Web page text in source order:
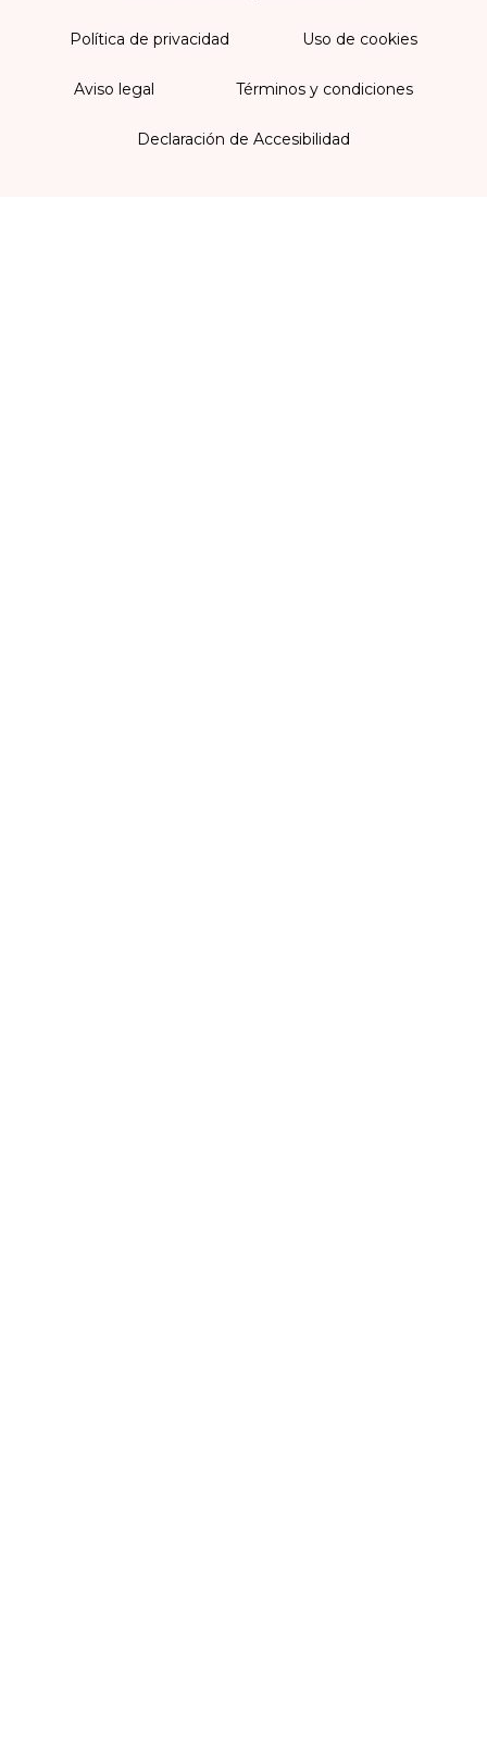
Política de privacidad Uso de cookies
Aviso legal Términos y condiciones
Declaración de Accesibilidad